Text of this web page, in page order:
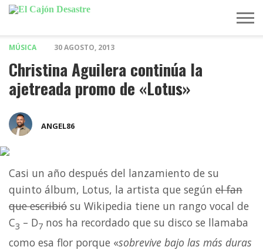
MÚSICA 30 AGOSTO, 2013
Christina Aguilera continúa la
ajetreada promo de «Lotus»
ANGEL86
Casi un año después del lanzamiento de su
quinto álbum, Lotus, la artista que según el fan
que escribió su Wikipedia tiene un rango vocal de
C3 – D7 nos ha recordado que su disco se llamaba
como esa flor porque «sobrevive bajo las más duras